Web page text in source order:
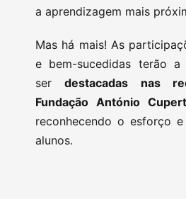
a aprendizagem mais
Mas há mais! As
e bem-sucedidas terão
serdestacadas nas
Fundação António
reconhecendo o esforço
alunos.